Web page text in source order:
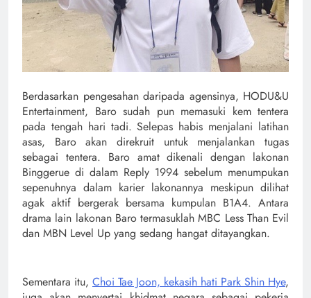
Berdasarkan pengesahan daripada agensinya, HODU&U
Entertainment, Baro sudah pun memasuki kem tentera
pada tengah hari tadi. Selepas habis menjalani latihan
asas, Baro akan direkruit untuk menjalankan tugas
sebagai tentera. Baro amat dikenali dengan lakonan
Binggerue di dalam Reply 1994 sebelum menumpukan
sepenuhnya dalam karier lakonannya meskipun dilihat
agak aktif bergerak bersama kumpulan B1A4. Antara
drama lain lakonan Baro termasuklah MBC Less Than Evil
dan MBN Level Up yang sedang hangat ditayangkan.
Sementara itu, Choi Tae Joon, kekasih hati Park Shin Hye,